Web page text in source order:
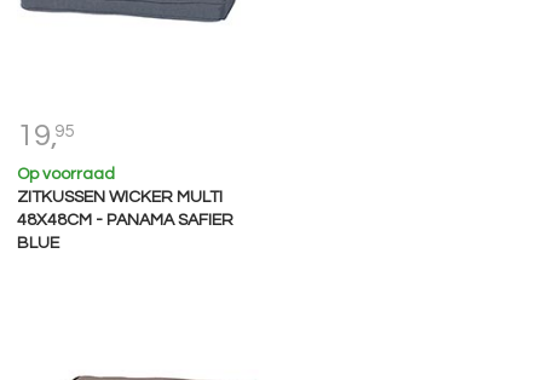
19,95
Op voorraad
ZITKUSSEN WICKER MULTI
48X48CM - PANAMA SAFIER
BLUE